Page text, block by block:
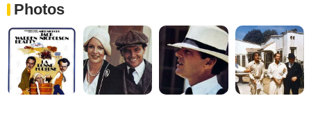
Photos